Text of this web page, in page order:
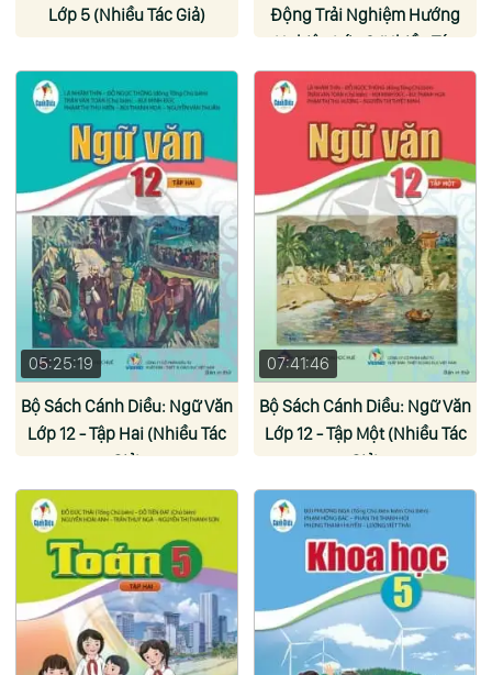
Lớp 5 (Nhiều Tác Giả)
Động Trải Nghiệm Hướng
Nghiệp Lớp 6 (Nhiều Tác
Giả)
05:25:19
Bộ Sách Cánh Diều: Ngữ Văn
Lớp 12 - Tập Hai (Nhiều Tác
Giả)
07:41:46
Bộ Sách Cánh Diều: Ngữ Văn
Lớp 12 - Tập Một (Nhiều Tác
Giả)